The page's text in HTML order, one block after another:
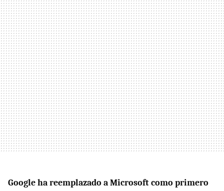
Google ha reemplazado a Microsoft como primero